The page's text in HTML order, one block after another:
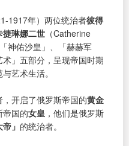
1917年）两位统治者彼得
捷琳娜二世 （Catherine
神佑沙皇」、「赫赫军
」五部分，呈现帝国时期
艺术生活。
开启了俄罗斯帝国的黄金
帝国的女皇 ，他们是俄罗斯
帝」 的统治者。